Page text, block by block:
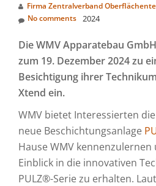
Firma Zentralverband
2024
No comments
Die WMV Apparatebau
zum 19. Dezember 2024 zu
Besichtigung ihrer
Xtend ein.
WMV bietet Interessierten
neue Beschichtungsanlage
Hause WMV
Einblick in die innovativen
PULZ®-Serie zu erhalten.